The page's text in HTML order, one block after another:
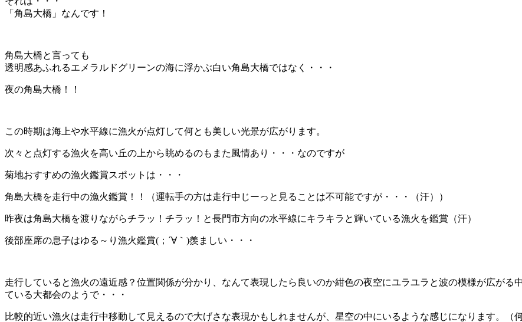
「角島大橋」なんです！
角島大橋と言っても
透明感あふれるエメラルドグリーンの海に浮かぶ白い角島大橋ではなく・・・
夜の角島大橋！！
この時期は海上や水平線に漁火が点灯して何とも美しい光景が広がります。
次々と点灯する漁火を高い丘の上から眺めるのもまた風情あり・・・なのですが
菊地おすすめの漁火鑑賞スポットは・・・
角島大橋を走行中の漁火鑑賞！！（運転手の方は走行中じーっと見ることは不可能ですが・・・（汗））
昨夜は角島大橋を渡りながらチラッ！チラッ！と長門市方向の水平線にキラキラと輝いている漁火を鑑賞（汗）
後部座席の息子はゆる～り漁火鑑賞(；´∀｀)羨ましい・・・
走行していると漁火の遠近感？位置関係が分かり、なんて表現したら良いのか紺色の夜空にユラユラと波の模様が広がる
ている大都会のようで・・・
比較的近い漁火は走行中移動して見えるので大げさな表現かもしれませんが、星空の中にいるような感じになります。（